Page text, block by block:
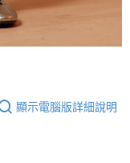
顯示電腦版詳細說明